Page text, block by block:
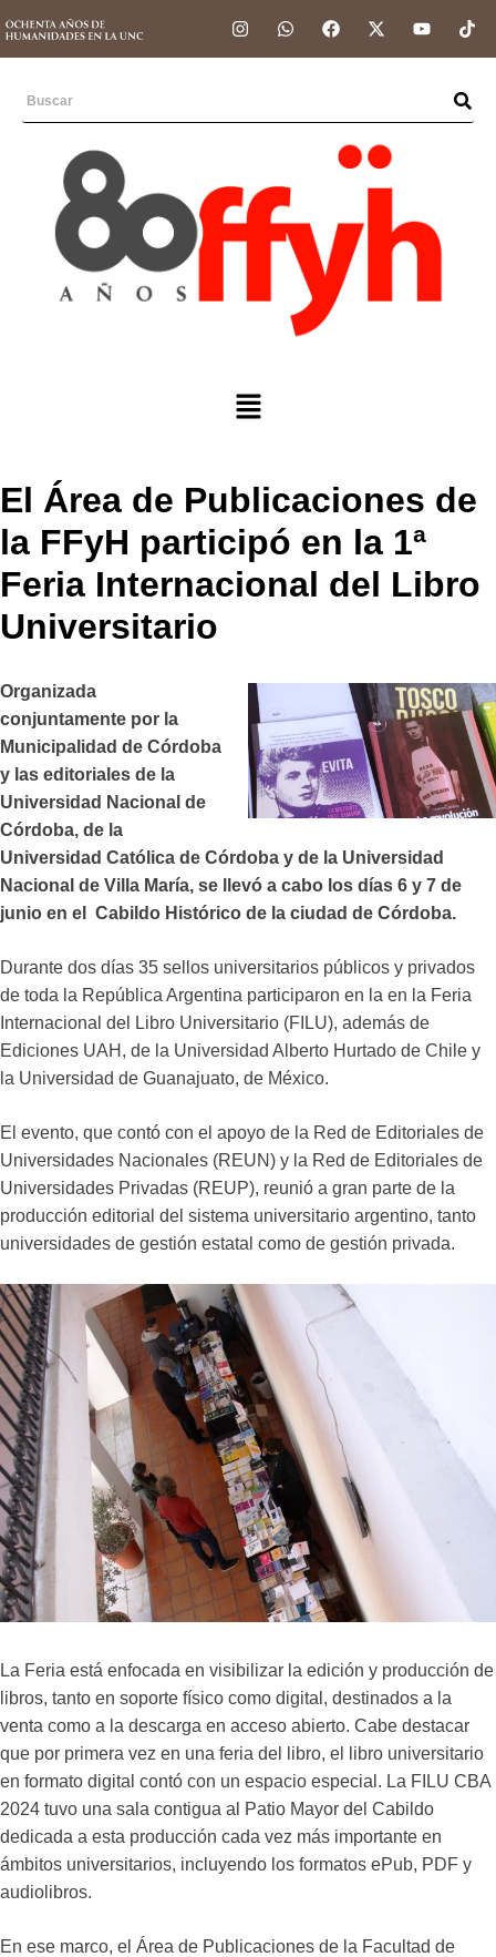
El Área de Publicaciones de
la FFyH participó en la 1ª
Feria Internacional del Libro
Universitario
Organizada
conjuntamente por la
Municipalidad de Córdoba
y las editoriales de la
Universidad Nacional de
Córdoba, de la
Universidad Católica de Córdoba y de la Universidad
Nacional de Villa María, se llevó a cabo los días 6 y 7 de
junio en el Cabildo Histórico de la ciudad de Córdoba.
Durante dos días 35 sellos universitarios públicos y privados
de toda la República Argentina participaron en la en la Feria
Internacional del Libro Universitario (FILU), además de
Ediciones UAH, de la Universidad Alberto Hurtado de Chile y
la Universidad de Guanajuato, de México.
El evento, que contó con el apoyo de la Red de Editoriales de
Universidades Nacionales (REUN) y la Red de Editoriales de
Universidades Privadas (REUP), reunió a gran parte de la
producción editorial del sistema universitario argentino, tanto
universidades de gestión estatal como de gestión privada.
La Feria está enfocada en visibilizar la edición y producción de
libros, tanto en soporte físico como digital, destinados a la
venta como a la descarga en acceso abierto. Cabe destacar
que por primera vez en una feria del libro, el libro universitario
en formato digital contó con un espacio especial. La FILU CBA
2024 tuvo una sala contigua al Patio Mayor del Cabildo
dedicada a esta producción cada vez más importante en
ámbitos universitarios, incluyendo los formatos ePub, PDF y
audiolibros.
En ese marco, el Área de Publicaciones de la Facultad de